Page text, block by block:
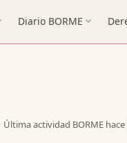
Diario BORME expand_more
Última actividad BORME hace